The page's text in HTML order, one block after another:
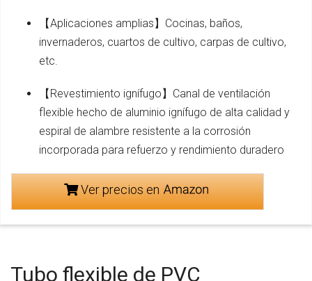
【Aplicaciones amplias】Cocinas, baños,
invernaderos, cuartos de cultivo, carpas de cultivo,
etc.
【Revestimiento ignífugo】Canal de ventilación
flexible hecho de aluminio ignífugo de alta calidad y
espiral de alambre resistente a la corrosión
incorporada para refuerzo y rendimiento duradero
Ver precios en
Tubo flexible de PVC